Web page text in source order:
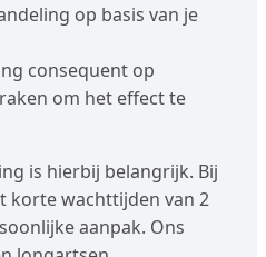
op basis van je
consequent op
om het effect te
is hierbij belangrijk. Bij
korte wachttijden van 2
aanpak. Ons